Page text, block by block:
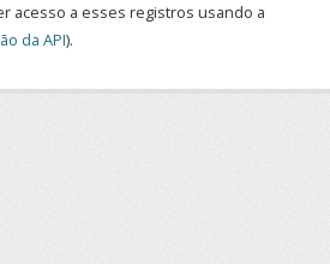
acesso a esses registros usando a
da API).